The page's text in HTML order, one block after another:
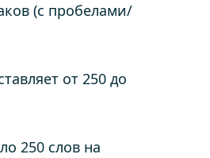
(с пробелами/
от 250 до
250 слов на